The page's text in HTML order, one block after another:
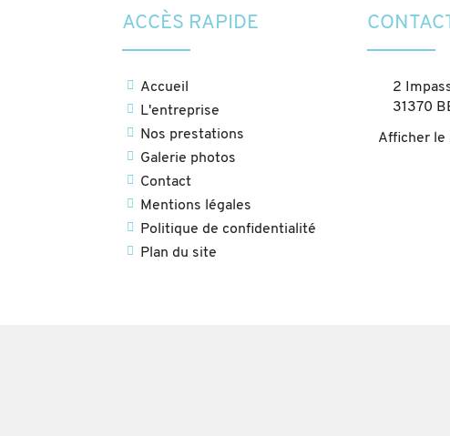
ACCÈS RAPIDE
Accueil
L'entreprise
Nos prestations
Galerie photos
Contact
Mentions légales
Politique de confidentialité
Plan du site
2
31370
Afficher le